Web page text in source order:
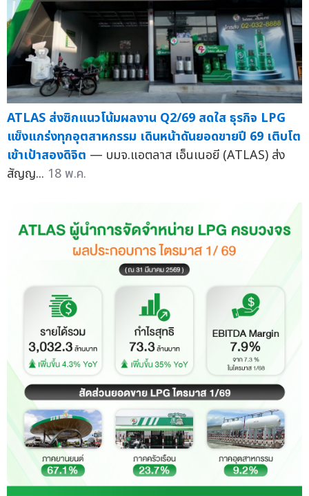
ATLAS ส่งซิกแนวโน้มผลงาน Q2/69 สดใส ธุรกิจ LPG
แข็งแกร่งทุกอุตสาหกรรม เดินหน้าดันยอดขายปี 69 เติบโต
เข้าเป้าสองดิจิต — บมจ.แอตลาส เอ็นเนอยี (ATLAS) ส่ง
สัญญ... 18 พ.ค.